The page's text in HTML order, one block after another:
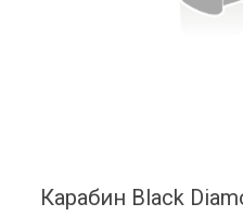
Карабин Black